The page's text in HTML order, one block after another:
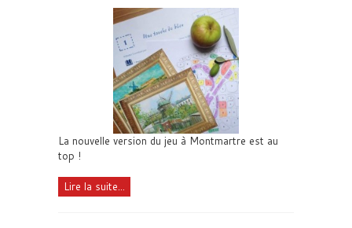
La nouvelle version du jeu à Montmartre est au
top !
Lire la suite...